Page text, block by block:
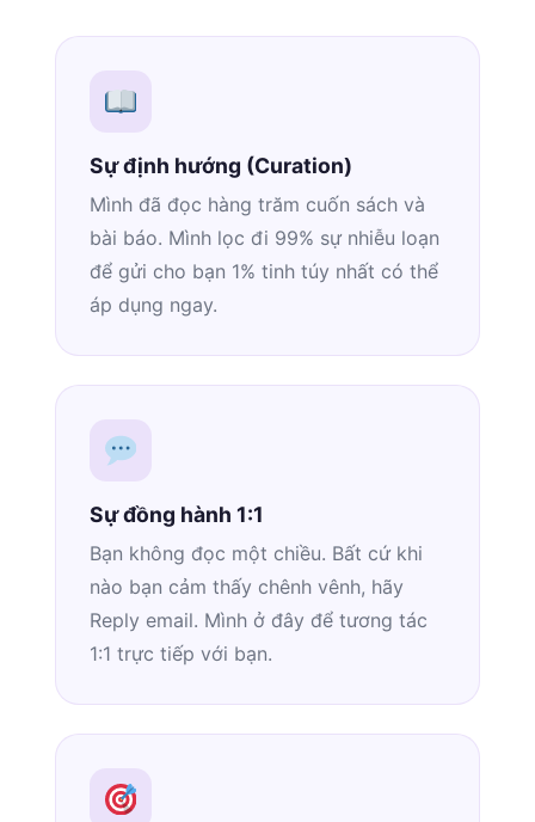
Sự định hướng (Curation)
Mình đã đọc hàng trăm cuốn sách và
bài báo. Mình lọc đi 99% sự nhiễu loạn
để gửi cho bạn 1% tinh túy nhất có thể
áp dụng ngay.
Sự đồng hành 1:1
Bạn không đọc một chiều. Bất cứ khi
nào bạn cảm thấy chênh vênh, hãy
Reply email. Mình ở đây để tương tác
1:1 trực tiếp với bạn.